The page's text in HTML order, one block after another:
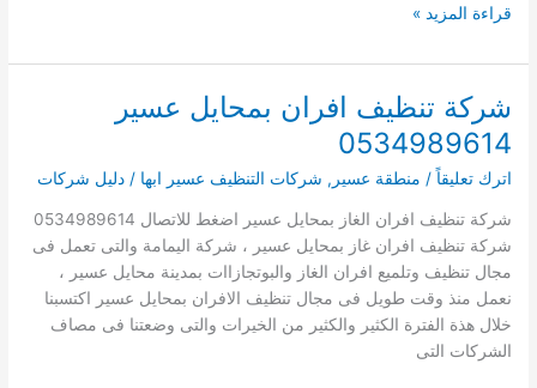
شركة
افران
قراءة المزيد »
شركة تنظيف افران بمحايل عسير
0534989614
اترك تعليقاً / منطقة عسير , شركات التنظيف عسير ابها /دليل شركات
شركة تنظيف افران الغاز بمحايل عسير اضغط للاتصال 0534989614
شركة تنظيف افران غاز بمحايل عسير ، شركة اليمامة والتى تعمل فى
مجال تنظيف وتلميع افران الغاز والبوتجازاات بمدينة محايل عسير ،
نعمل منذ وقت طويل فى مجال تنظيف الافران بمحايل عسير اكتسبنا
خلال هذة الفترة الكثير والكثير من الخيرات والتى وضعتنا فى مصاف
الشركات التى